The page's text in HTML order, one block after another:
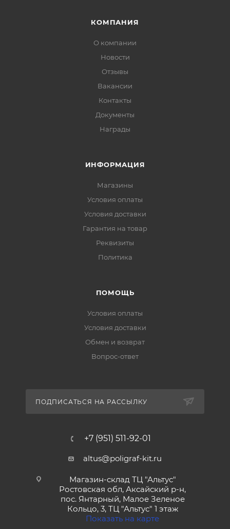
КОМПАНИЯ
О компании
Новости
Отзывы
Вакансии
Контакты
Документы
Награды
ИНФОРМАЦИЯ
Магазины
Условия оплаты
Условия доставки
Гарантия на товар
Реквизиты
Политика
ПОМОЩЬ
Условия оплаты
Условия доставки
Обмен и возврат
Вопрос-ответ
ПОДПИСАТЬСЯ НА РАССЫЛКУ
+7 (951) 511-92-01
altus@poligraf-kit.ru
Магазин-склад ТЦ "Альтус"
Ростовская обл, Аксайский р-н,
пос. Янтарный, Малое Зеленое
Кольцо, 3, ТЦ "Альтус" 1 этаж
Показать на карте